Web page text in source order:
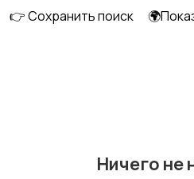
👉 Сохранить поиск
Ничего не